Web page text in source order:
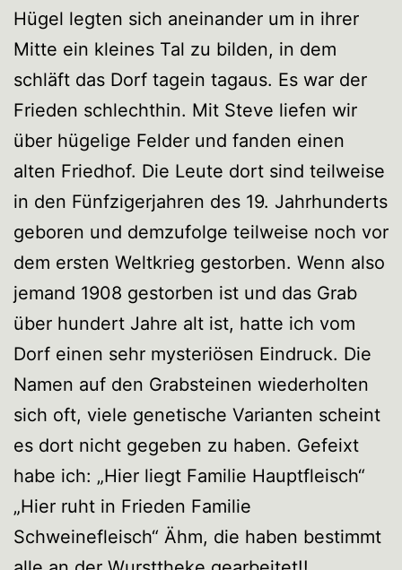
Hügel legten sich aneinander um in ihrer
Mitte ein kleines Tal zu bilden, in dem
schläft das Dorf tagein tagaus. Es war der
Frieden schlechthin. Mit Steve liefen wir
über hügelige Felder und fanden einen
alten Friedhof. Die Leute dort sind teilweise
in den Fünfzigerjahren des 19. Jahrhunderts
geboren und demzufolge teilweise noch vor
dem ersten Weltkrieg gestorben. Wenn also
jemand 1908 gestorben ist und das Grab
über hundert Jahre alt ist, hatte ich vom
Dorf einen sehr mysteriösen Eindruck. Die
Namen auf den Grabsteinen wiederholten
sich oft, viele genetische Varianten scheint
es dort nicht gegeben zu haben. Gefeixt
habe ich: „Hier liegt Familie Hauptfleisch“
„Hier ruht in Frieden Familie
Schweinefleisch“ Ähm, die haben bestimmt